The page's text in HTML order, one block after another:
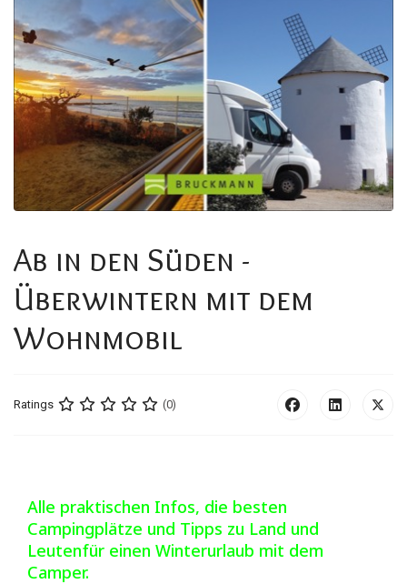
Ab in den Süden -
Überwintern mit dem
Wohnmobil
Ratings (0)
Alle praktischen Infos, die besten
Campingplätze und Tipps zu Land und
Leutenfür einen Winterurlaub mit dem
Camper.